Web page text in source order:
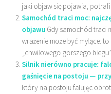
jaki objaw się pojawia,
Samochód traci moc:
objawu Gdy samochód traci
wrażenie może być mylące:
„chwilowego gorszego
Silnik nierówno pracuje:
gaśnięcie na postoju —
który na postoju falujęc